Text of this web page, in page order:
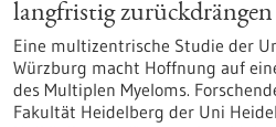
langfristig zurückdrängen
Eine multizentrische Studie der
Würzburg macht Hoffnung auf
des Multiplen Myeloms.
Fakultät Heidelberg der Uni